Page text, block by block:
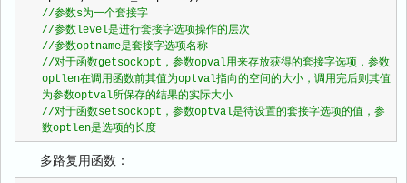
//
//
//
//对于函数getsockopt，参数opval用来存放获得的套接字选项，参数
optlen在调用函数前其值为optval指向的空间的大小，调用完后则其值
//对于函数setsockopt，参数optval是待设置的套接字选项的值，参
数optlen是选项的长度
多路复用函数：